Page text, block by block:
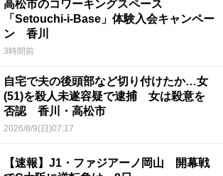
高松市のコワーキングスペース
「Setouchi-i-Base」体験入会キャンペー
ン 香川
3時間前
自宅で夫の後頭部など切り付けたか…女
(51)を殺人未遂容疑で逮捕 女は殺意を
否認 香川・高松市
2026/8/9(日)07:17
【速報】J1・ファジアーノ岡山 開幕戦